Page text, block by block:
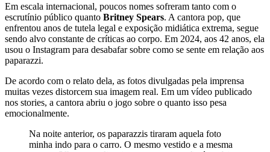
Em escala internacional, poucos nomes sofreram tanto com o
escrutínio público quanto Britney Spears. A cantora pop, que
enfrentou anos de tutela legal e exposição midiática extrema, segue
sendo alvo constante de críticas ao corpo. Em 2024, aos 42 anos, ela
usou o Instagram para desabafar sobre como se sente em relação aos
paparazzi.
De acordo com o relato dela, as fotos divulgadas pela imprensa
muitas vezes distorcem sua imagem real. Em um vídeo publicado
nos stories, a cantora abriu o jogo sobre o quanto isso pesa
emocionalmente.
Na noite anterior, os paparazzis tiraram aquela foto
minha indo para o carro. O mesmo vestido e a mesma